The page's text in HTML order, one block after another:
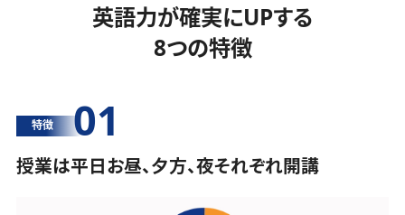
英語力が確実にUPする
8つの特徴
特徴 01
授業は平日お昼、夕方、夜それぞれ開講